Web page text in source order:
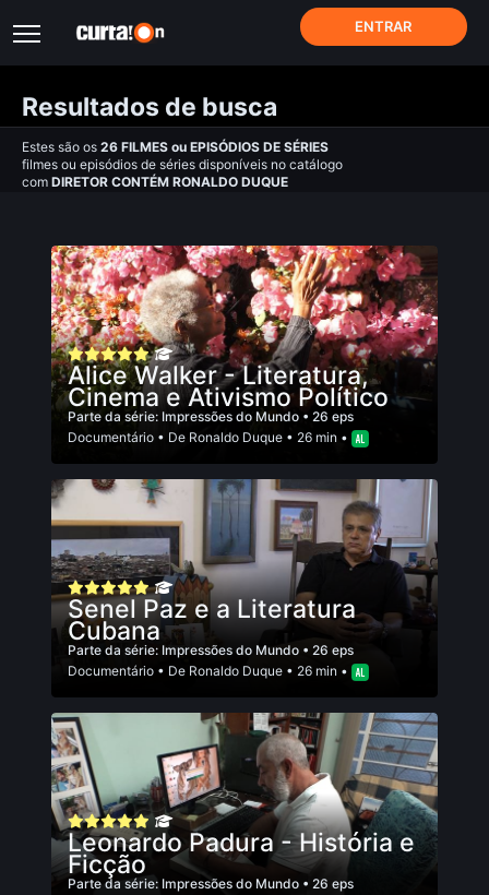
ENTRAR
Resultados de busca
Estes são os 26 FILMES ou EPISÓDIOS DE SÉRIES
filmes ou episódios de séries disponíveis no catálogo
com DIRETOR CONTÉM RONALDO DUQUE
Alice Walker - Literatura,
Cinema e Ativismo Político
Parte da série: Impressões do Mundo • 26 eps
Documentário • De Ronaldo Duque • 26 min •
Senel Paz e a Literatura
Cubana
Parte da série: Impressões do Mundo • 26 eps
Documentário • De Ronaldo Duque • 26 min •
Leonardo Padura - História e
Ficção
Parte da série: Impressões do Mundo • 26 eps